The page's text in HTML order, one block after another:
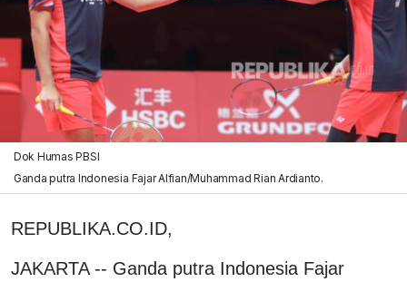
Dok Humas PBSI
Ganda putra Indonesia Fajar Alfian/Muhammad Rian Ardianto.
REPUBLIKA.CO.ID,
JAKARTA -- Ganda putra Indonesia Fajar